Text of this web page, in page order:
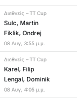
Διεθνείς – TT Cup
Sulc, Martin
Fiklik, Ondrej
08 Αυγ, 3:55 μ.μ.
Διεθνείς – TT Cup
Karel, Filip
Lengal, Dominik
08 Αυγ, 4:05 μ.μ.